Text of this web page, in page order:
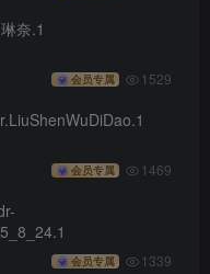
奈.1
会员专属 1529
会员专属 1469
会员专属 1339